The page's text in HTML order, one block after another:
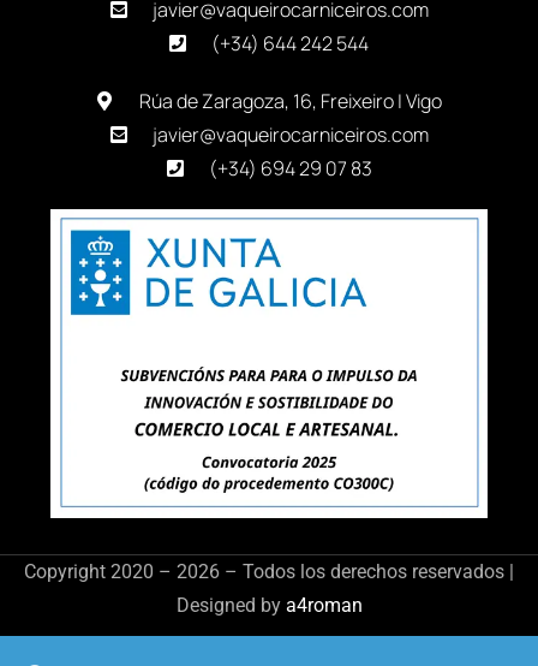
javier@vaqueirocarniceiros.com
(+34) 644 242 544
Rúa de Zaragoza, 16, Freixeiro | Vigo
javier@vaqueirocarniceiros.com
(+34) 694 29 07 83
Copyright 2020 – 2026 – Todos los derechos reservados |
Designed by a4roman